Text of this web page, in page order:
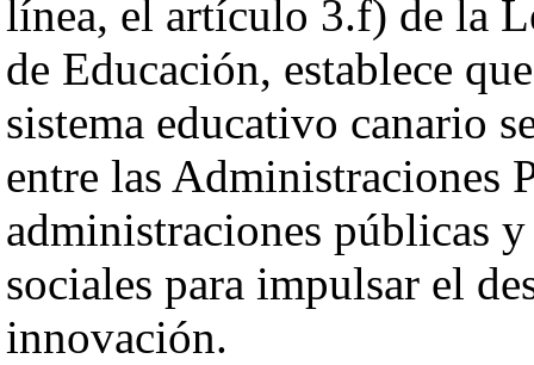
línea, el artículo 3.f) de la
de Educación, establece
sistema educativo canario
entre las Administraciones
administraciones públicas
sociales para impulsar el
innovación.